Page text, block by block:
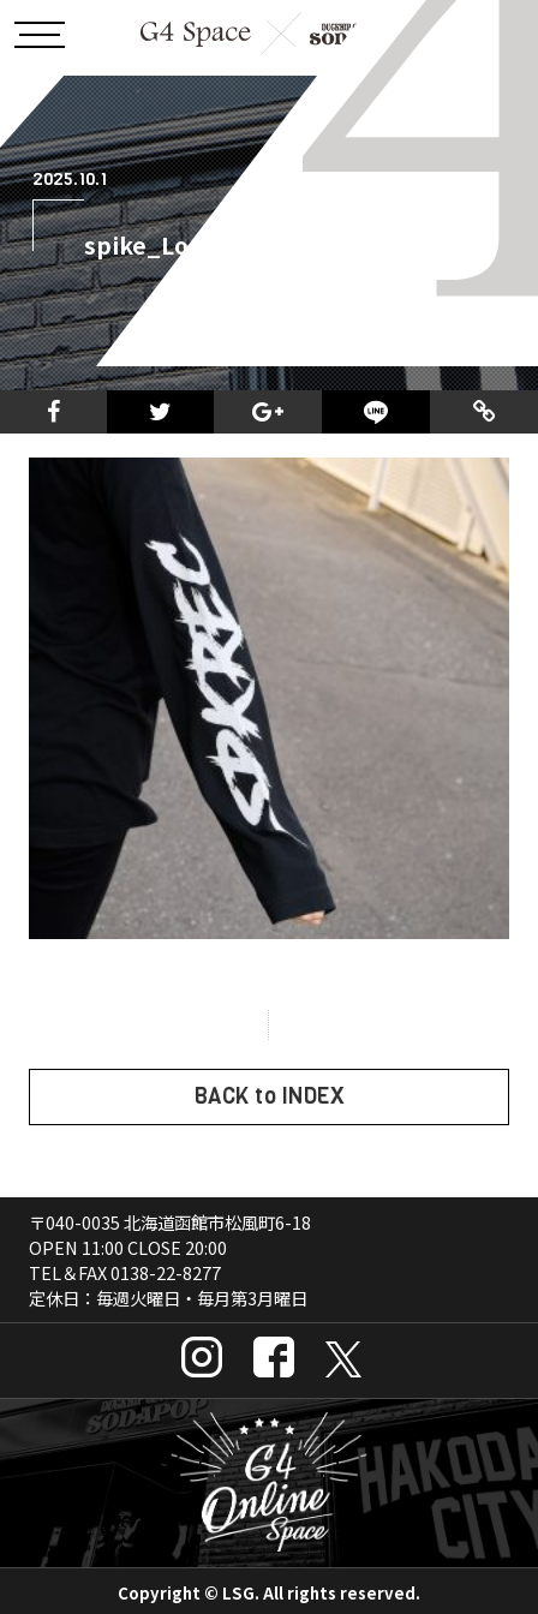
2025.10.1
spike_LongT spkrec_3_1000.jpg
BACK to INDEX
〒040-0035 北海道函館市松風町6-18
OPEN 11:00 CLOSE 20:00
TEL＆FAX0138-22-8277
定休日：毎週火曜日・毎月第3月曜日
Copyright © LSG. All rights reserved.